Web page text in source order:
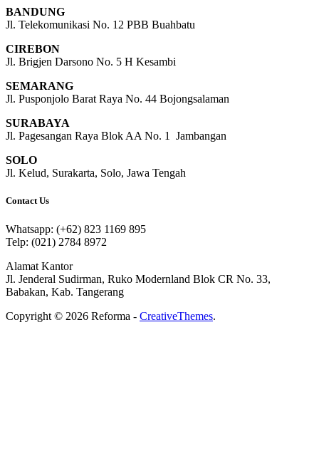
BANDUNG
Jl. Telekomunikasi No. 12 PBB Buahbatu
CIREBON
Jl. Brigjen Darsono No. 5 H Kesambi
SEMARANG
Jl. Pusponjolo Barat Raya No. 44 Bojongsalaman
SURABAYA
Jl. Pagesangan Raya Blok AA No. 1 Jambangan
SOLO
Jl. Kelud, Surakarta, Solo, Jawa Tengah
Contact Us
Whatsapp: (+62) 823 1169 895
Telp: (021) 2784 8972
Alamat Kantor
Jl. Jenderal Sudirman, Ruko Modernland Blok CR No. 33,
Babakan, Kab. Tangerang
Copyright © 2026 Reforma - CreativeThemes.